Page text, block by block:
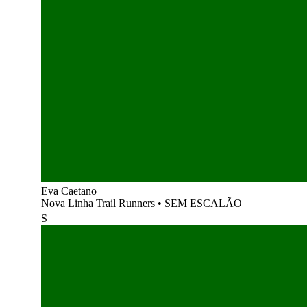
Eva Caetano
Nova Linha Trail Runners • SEM ESCALÃO
S